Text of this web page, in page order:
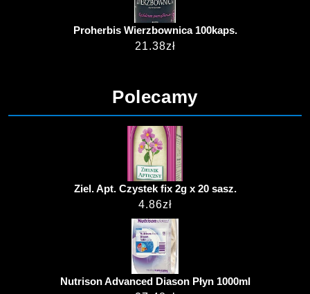
Proherbis Wierzbownica 100kaps.
21.38zł
Polecamy
Ziel. Apt. Czystek fix 2g x 20 sasz.
4.86zł
Nutrison Advanced Diason Płyn 1000ml